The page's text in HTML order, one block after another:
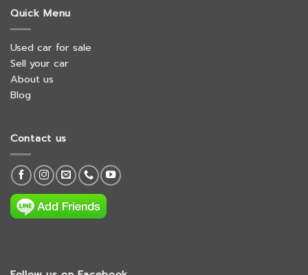
Quick Menu
Used car for sale
Sell your car
About us
Blog
Contact us